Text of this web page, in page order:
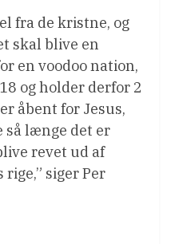
fra de kristne, og
skal blive en
en voodoo nation,
og holder derfor 2
åbent for Jesus,
så længe det er
revet ud af
siger Per